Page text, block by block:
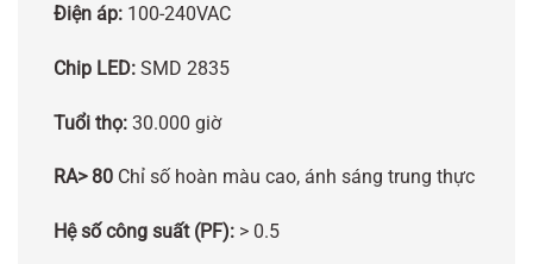
Điện áp: 100-240VAC
Chip LED: SMD 2835
Tuổi thọ: 30.000 giờ
RA> 80 Chỉ số hoàn màu cao, ánh sáng trung thực
Hệ số công suất (PF): > 0.5